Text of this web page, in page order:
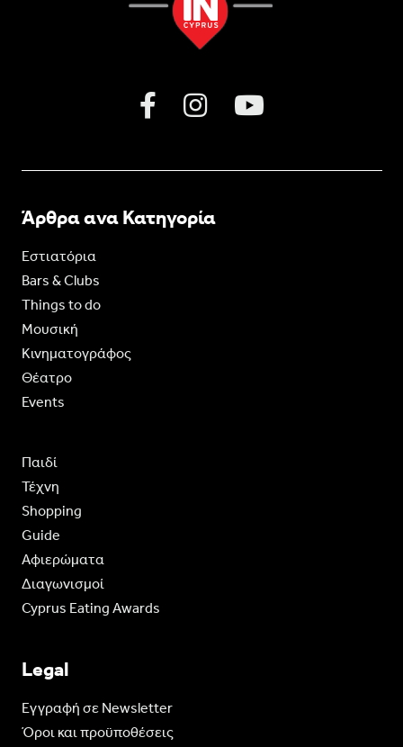
Άρθρα ανα Κατηγορία
Εστιατόρια
Bars & Clubs
Things to do
Moυσική
Κινηματογράφος
Θέατρο
Events
Παιδί
Τέχνη
Shopping
Guide
Aφιερώματα
Διαγωνισμοί
Cyprus Eating Awards
Legal
Eγγραφή σε Newsletter
Όροι και προϋποθέσεις